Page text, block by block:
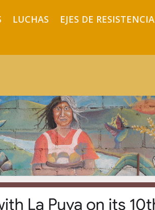
LUCHAS EJES DE RESISTENCIA